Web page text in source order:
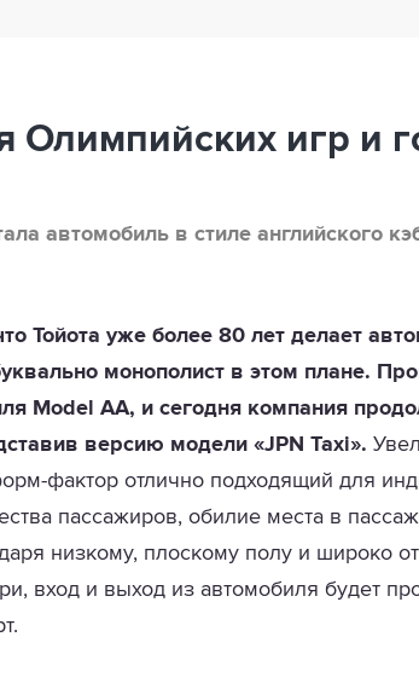
Олимпийских игр и
автомобиль в стиле английского
Тойота уже более 80 лет делает
монополист в этом плане.
Model AA, и сегодня компания
версию модели «JPN Taxi».
фактор отлично подходящий для
пассажиров, обилие места в
низкому, плоскому полу и широко
вход и выход из автомобиля будет